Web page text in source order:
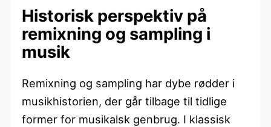
Historisk perspektiv på
remixning og sampling i
musik
Remixning og sampling har dybe rødder i
musikhistorien, der går tilbage til tidlige
former for musikalsk genbrug. I klassisk